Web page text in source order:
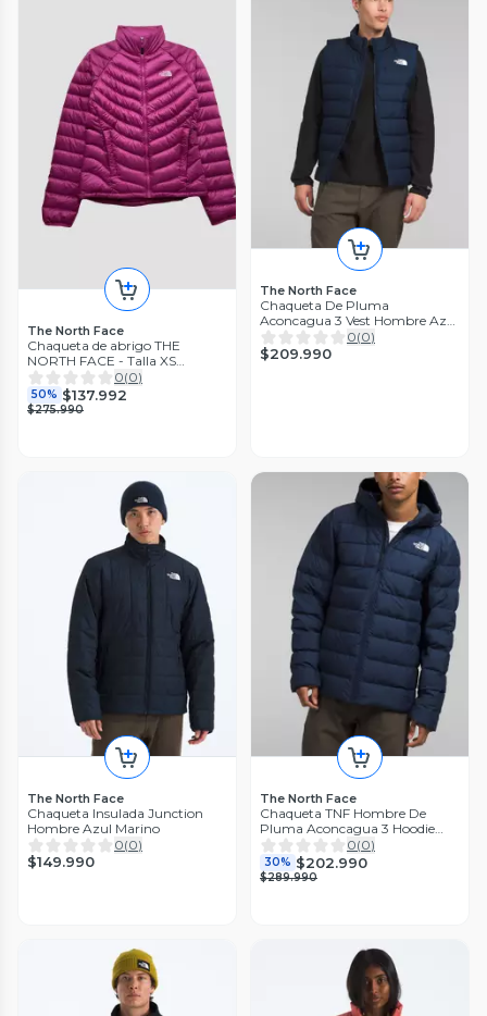
The North Face
Chaqueta de abrigo THE
NORTH FACE - Talla XS
(VOP00841463)
0(0)
50% $137.992
$275.990
The North Face
Chaqueta De Pluma
Aconcagua 3 Vest Hombre Azul
M.
0(0)
$209.990
The North Face
Chaqueta Insulada Junction
Hombre Azul Marino
0(0)
$149.990
The North Face
Chaqueta TNF Hombre De
Pluma Aconcagua 3 Hoodie
Azul
0(0)
30% $202.990
$289.990